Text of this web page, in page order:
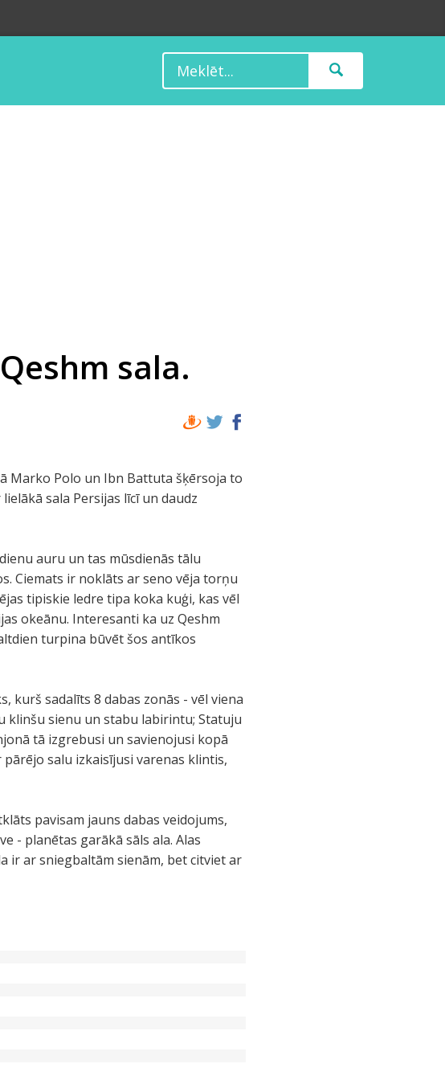
sala.
Marko Polo un Ibn Battuta šķērsoja to
sala Persijas līcī un daudz
auru un tas mūsdienās tālu
Ciemats ir noklāts ar seno vēja torņu
tipiskie ledre tipa koka kuģi, kas vēl
okeānu. Interesanti ka uz Qeshm
turpina būvēt šos antīkos
kurš sadalīts 8 dabas zonās - vēl viena
klinšu sienu un stabu labirintu; Statuju
tā izgrebusi un savienojusi kopā
salu izkaisījusi varenas klintis,
pavisam jauns dabas veidojums,
- planētas garākā sāls ala. Alas
ir ar sniegbaltām sienām, bet citviet ar